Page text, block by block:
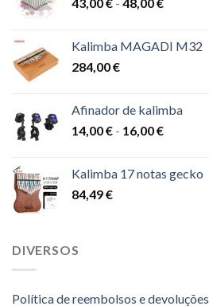
43,00 €
Kalimba MAGADI M32
284,00€
Afinador de kalimba
14,00€ - 16,00€Gama
14,00 €
Kalimba 17 notas gecko
84,49€
DIVERSOS
Política de reembolsos e devoluções